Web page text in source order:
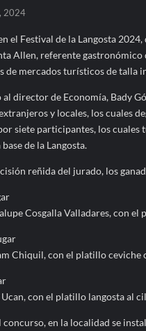
2024
el Festival de la Langosta
Allen, referente gastronómico
de mercados turísticos de talla
al director de Economía, Bady
y locales, los cuales
siete participantes, los
de la Langosta.
reñida del jurado, los
Cosgalla Valladares, con el
Chiquil, con el platillo ceviche
Ucan, con el platillo langosta al
concurso, en la localidad se